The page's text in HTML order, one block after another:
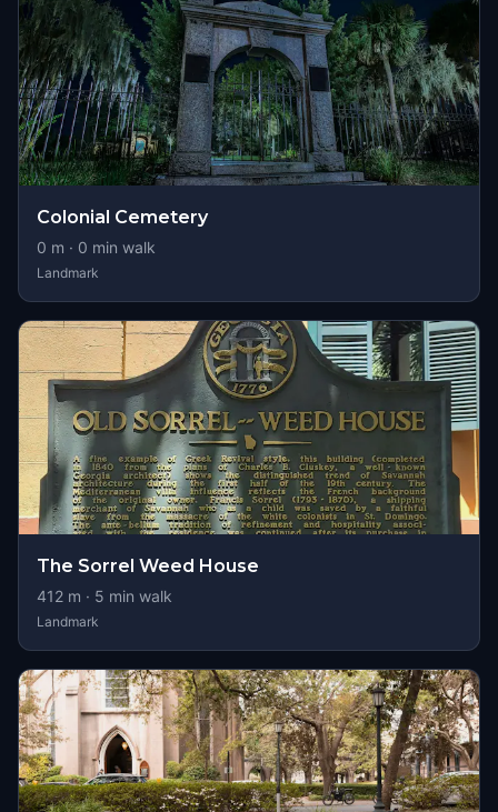
Colonial Cemetery
0 m · 0 min walk
Landmark
The Sorrel Weed House
412 m · 5 min walk
Landmark